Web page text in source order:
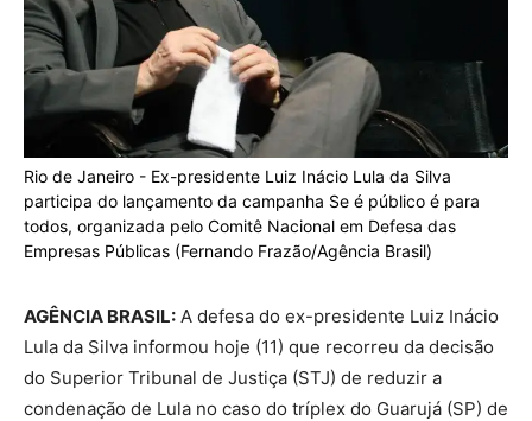
Rio de Janeiro - Ex-presidente Luiz Inácio Lula da Silva
participa do lançamento da campanha Se é público é para
todos, organizada pelo Comitê Nacional em Defesa das
Empresas Públicas (Fernando Frazão/Agência Brasil)
AGÊNCIA BRASIL: A defesa do ex-presidente Luiz Inácio
Lula da Silva informou hoje (11) que recorreu da decisão
do Superior Tribunal de Justiça (STJ) de reduzir a
condenação de Lula no caso do tríplex do Guarujá (SP) de